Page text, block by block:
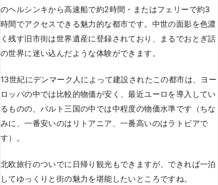
のヘルシンキから高速船で約2時間・またはフェリーで約3
時間でアクセスできる魅力的な都市です。中世の面影を色濃
く残す旧市街は世界遺産に登録されており、まるでおとぎ話
の世界に迷い込んだような体験ができます。
13世紀にデンマーク人によって建設されたこの都市は、ヨー
ロッパの中では比較的物価が安く、最近ユーロを導入してい
るものの、バルト三国の中では中程度の物価水準です（ちな
みに、一番安いのはリトアニア、一番高いのはラトビアで
す）。
北欧旅行のついでに日帰り観光もできますが、できれば一泊
してゆっくりと街の魅力を堪能したいところですね。